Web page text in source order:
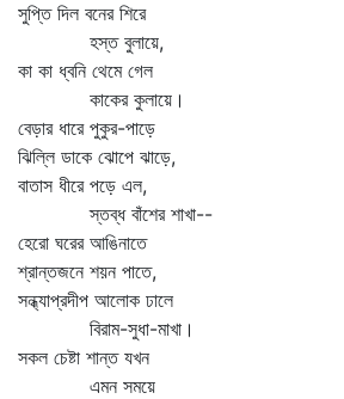
সুপ্তি দিল বনের শিরে
হস্ত বুলায়ে,
কা কা ধ্বনি থেমে গেল
কাকের কুলায়ে।
বেড়ার ধারে পুকুর-পাড়ে
ঝিল্লি ডাকে ঝোপে ঝাড়ে,
বাতাস ধীরে পড়ে এল,
স্তব্ধ বাঁশের শাখা--
হেরো ঘরের আঙিনাতে
শ্রান্তজনে শয়ন পাতে,
সন্ধ্যাপ্রদীপ আলোক ঢালে
বিরাম-সুধা-মাখা।
সকল চেষ্টা শান্ত যখন
এমন সময়ে